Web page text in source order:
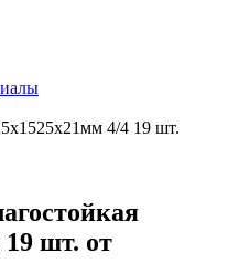
4/4 19 шт.
19 шт. от